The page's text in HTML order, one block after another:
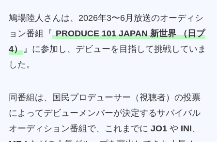
鳩場陸人さんは、2026年3〜6月放送のオーディシ
ョン番組『 PRODUCE 101 JAPAN 新世界 （日プ
4）』に参加し、デビューを目指して挑戦していま
した。
同番組は、国民プロデューサー（視聴者）の投票
によってデビューメンバーが決定するサバイバル
オーディション番組で、これまでに JO1や INI、